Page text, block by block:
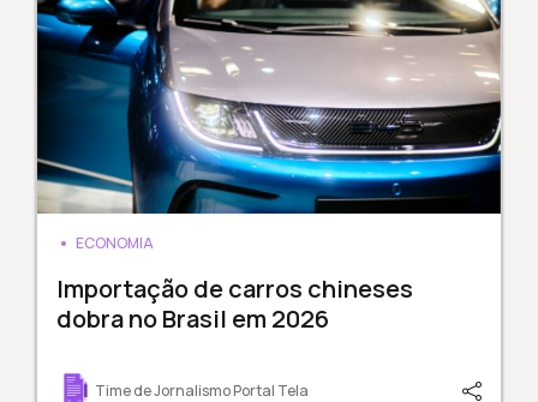
ECONOMIA
Importação de carros chineses
dobra no Brasil em 2026
Time de Jornalismo Portal Tela